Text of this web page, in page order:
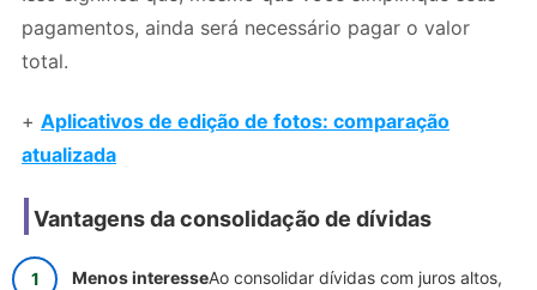
pagamentos, ainda será necessário pagar o valor
total.
+ Aplicativos de edição de fotos: comparação
atualizada
Vantagens da consolidação de dívidas
Menos interesseAo consolidar dívidas com juros altos,